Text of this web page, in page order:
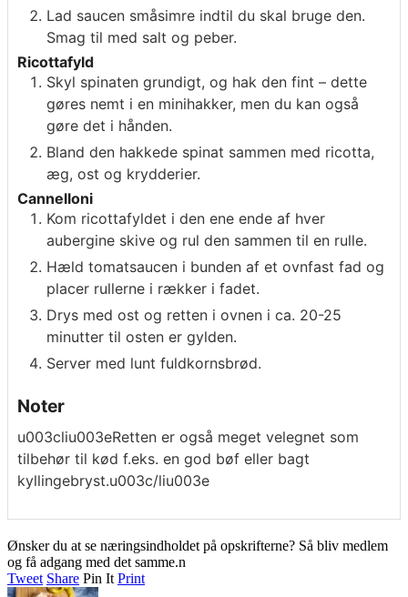
Lad saucen småsimre indtil du skal bruge den.
Smag til med salt og peber.
Ricottafyld
Skyl spinaten grundigt, og hak den fint – dette
gøres nemt i en minihakker, men du kan også
gøre det i hånden.
Bland den hakkede spinat sammen med ricotta,
æg, ost og krydderier.
Cannelloni
Kom ricottafyldet i den ene ende af hver
aubergine skive og rul den sammen til en rulle.
Hæld tomatsaucen i bunden af et ovnfast fad og
placer rullerne i rækker i fadet.
Drys med ost og retten i ovnen i ca. 20-25
minutter til osten er gylden.
Server med lunt fuldkornsbrød.
Noter
u003cliu003eRetten er også meget velegnet som
tilbehør til kød f.eks. en god bøf eller bagt
kyllingebryst.u003c/liu003e
Ønsker du at se næringsindholdet på opskrifterne? Så bliv medlem
og få adgang med det samme.n
Tweet Share Pin It Print